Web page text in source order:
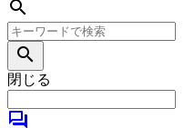
search
search
閉じる
forum